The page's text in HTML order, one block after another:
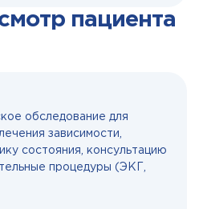
пациента
обследование для
зависимости,
состояния, консультацию
процедуры (ЭКГ,